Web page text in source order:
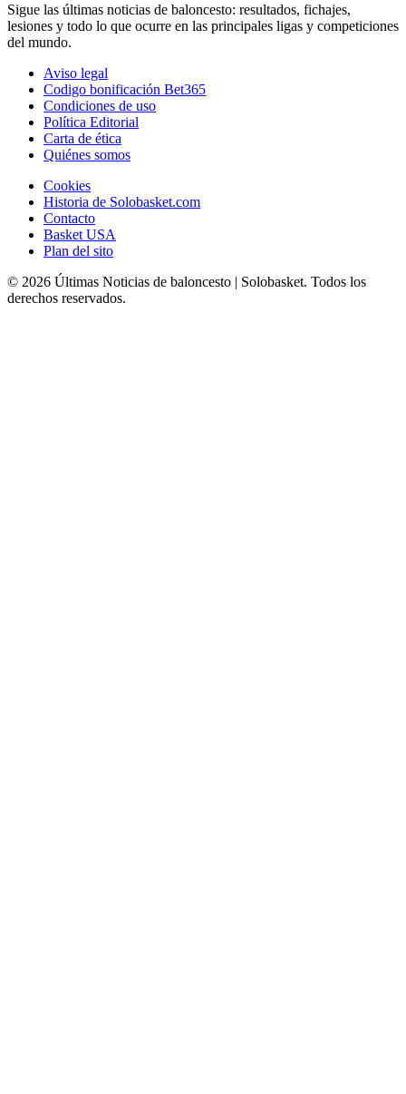
Sigue las últimas noticias de baloncesto: resultados, fichajes,
lesiones y todo lo que ocurre en las principales ligas y competiciones
del mundo.
Aviso legal
Codigo bonificación Bet365
Condiciones de uso
Política Editorial
Carta de ética
Quiénes somos
Cookies
Historia de Solobasket.com
Contacto
Basket USA
Plan del sito
© 2026 Últimas Noticias de baloncesto | Solobasket. Todos los
derechos reservados.